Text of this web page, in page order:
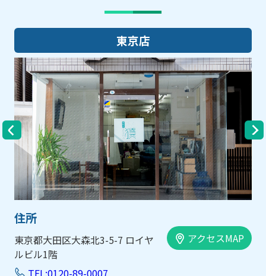
アクセスMAP
大阪市中央区内平野町1-1-5 西大
TEL:0120-89-0007